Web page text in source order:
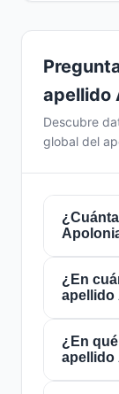
apellido
Descubre
global del
personas
mundo.
de cada
lleva este
29 países
¿En
apellido
El
paísesde
como un
¿En
apellido